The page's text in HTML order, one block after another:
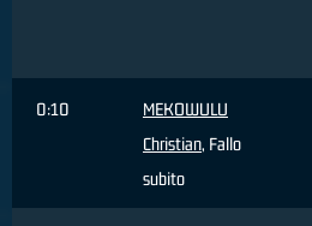
0:10
MEKOWULU
Christian, Fallo
subito